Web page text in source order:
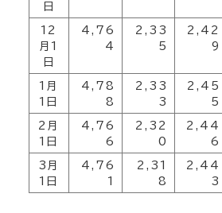
日
12
月1
日
4,76
4
2,33
5
2,42
9
1月
1日
4,78
8
2,33
3
2,45
5
2月
1日
4,76
6
2,32
0
2,44
6
3月
1日
4,76
1
2,31
8
2,44
3